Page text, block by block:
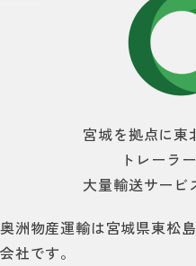
宮城を拠点に東
トレーラー
大量輸送サービ
奥洲物産運輸は宮城県東松
会社です。